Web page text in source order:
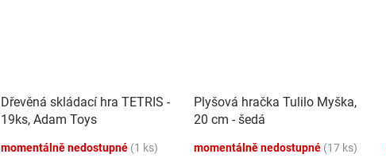
Dřevěná skládací hra TETRIS -
19ks, Adam Toys
momentálně nedostupné (1 ks)
Plyšová hračka Tulilo Myška,
20 cm - šedá
momentálně nedostupné (17 ks)